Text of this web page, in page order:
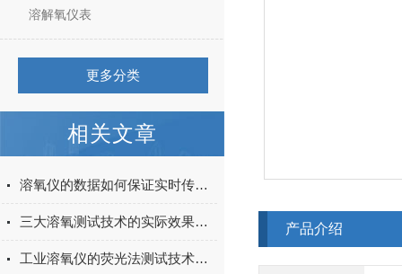
溶解氧仪表
更多分类
相关文章
溶氧仪的数据如何保证实时传输？
三大溶氧测试技术的实际效果对比
工业溶氧仪的荧光法测试技术简述
产品介绍